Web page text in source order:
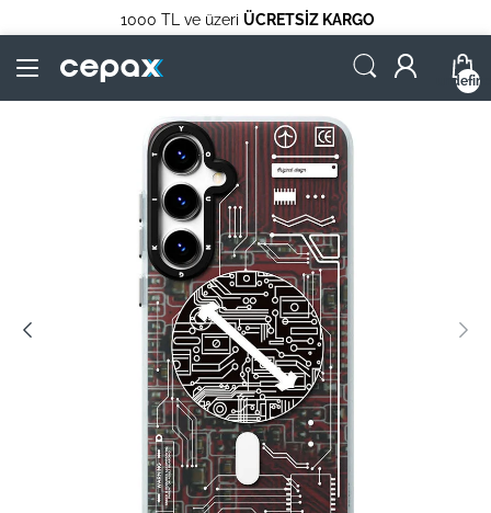
1000 TL ve üzeri ÜCRETSİZ KARGO